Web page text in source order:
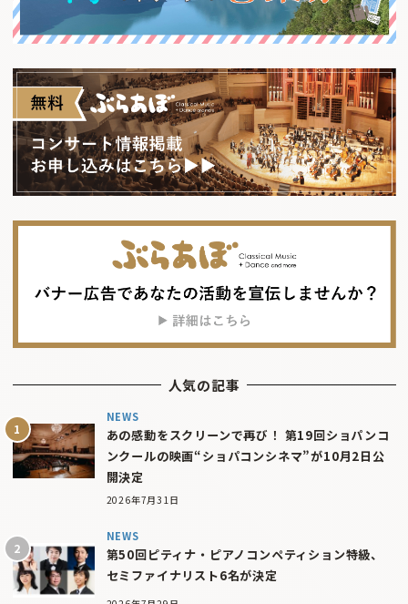
人気の記事
NEWS
あの感動をスクリーンで再び！ 第19回ショパンコ
ンクールの映画“ショパコンシネマ”が10月2日公
開決定
2026年7月31日
NEWS
第50回ピティナ・ピアノコンペティション特級、
セミファイナリスト6名が決定